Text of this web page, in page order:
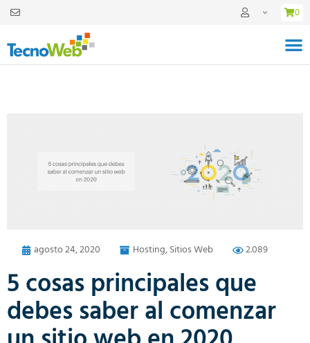
0
agosto 24, 2020 Hosting,Sitios Web 2.089
5 cosas principales que
debes saber al comenzar